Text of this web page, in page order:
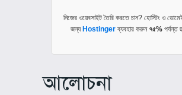
নিজের ওয়েবসাইট তৈরি করতে চান? হোস্টিং ও
জন্যHostingerব্যবহার করুন ৭৫% পর্যন্ত
আলোচনা